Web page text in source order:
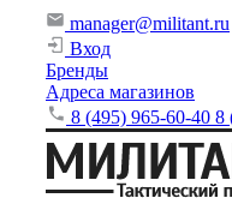
manager@militant.ru
Вход
Бренды
Адреса магазинов
8 (495) 965-60-40 8